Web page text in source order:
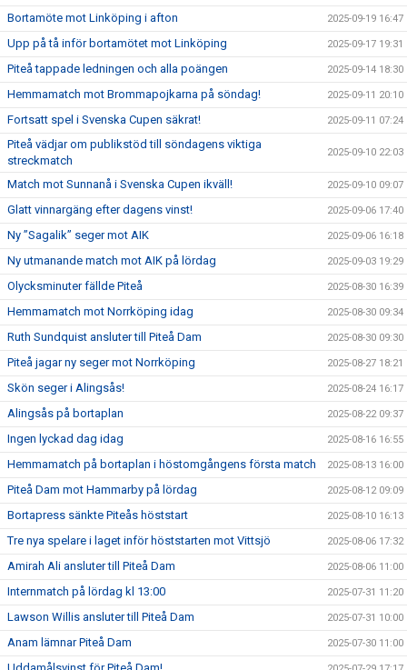
Bortamöte mot Linköping i afton 2025-09-19 16:47
Upp på tå inför bortamötet mot Linköping 2025-09-17 19:31
Piteå tappade ledningen och alla poängen 2025-09-14 18:30
Hemmamatch mot Brommapojkarna på söndag! 2025-09-11 20:10
Fortsatt spel i Svenska Cupen säkrat! 2025-09-11 07:24
Piteå vädjar om publikstöd till söndagens viktiga
streckmatch
2025-09-10 22:03
Match mot Sunnanå i Svenska Cupen ikväll! 2025-09-10 09:07
Glatt vinnargäng efter dagens vinst! 2025-09-06 17:40
Ny ”Sagalik” seger mot AIK 2025-09-06 16:18
Ny utmanande match mot AIK på lördag 2025-09-03 19:29
Olycksminuter fällde Piteå 2025-08-30 16:39
Hemmamatch mot Norrköping idag 2025-08-30 09:34
Ruth Sundquist ansluter till Piteå Dam 2025-08-30 09:30
Piteå jagar ny seger mot Norrköping 2025-08-27 18:21
Skön seger i Alingsås! 2025-08-24 16:17
Alingsås på bortaplan 2025-08-22 09:37
Ingen lyckad dag idag 2025-08-16 16:55
Hemmamatch på bortaplan i höstomgångens första match 2025-08-13 16:00
Piteå Dam mot Hammarby på lördag 2025-08-12 09:09
Bortapress sänkte Piteås höststart 2025-08-10 16:13
Tre nya spelare i laget inför höststarten mot Vittsjö 2025-08-06 17:32
Amirah Ali ansluter till Piteå Dam 2025-08-06 11:00
Internmatch på lördag kl 13:00 2025-07-31 11:20
Lawson Willis ansluter till Piteå Dam 2025-07-31 10:00
Anam lämnar Piteå Dam 2025-07-30 11:00